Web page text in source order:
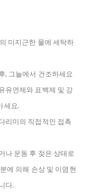
미지근한 물에 세탁하
, 그늘에서 건조하세요
유연제와 표백제 및 강
세요.
리미의 직접적인 접촉
나 운동 후 젖은 상태로
에 의해 손상 및 이염현
다.